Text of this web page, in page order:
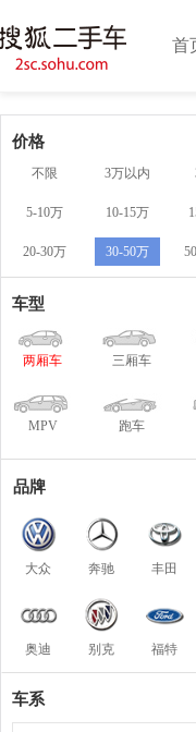
首
价格
不限 3万以内
5-10万 10-15万
20-30万 30-50万
车型
两厢车 三厢车
MPV 跑车
品牌
大众 奔驰 丰田
奥迪 别克 福特
车系